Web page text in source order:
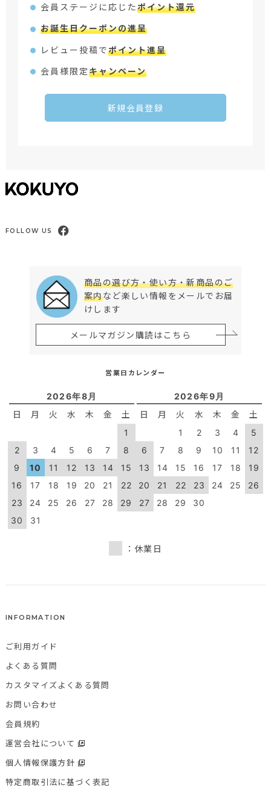
会員ステージに応じたポイント還元
お誕生日クーポンの進呈
レビュー投稿でポイント進呈
会員様限定キャンペーン
新規会員登録
FOLLOW US
商品の選び方・使い方・新商品のご
案内など楽しい情報をメールでお届
けします
メールマガジン購読はこちら
営業日カレンダー
2026年8月
日 月 火 水 木 金 土
1
2
3 4 5 6 7
8
9
10 11 12 13 14
15
16
17 18 19 20 21
22
23
24 25 26 27 28
29
30
31
2026年9月
日 月 火 水 木 金 土
1 2 3 4
5
6
7 8 9 10 11
12
13
14 15 16 17 18
19
20
21 22 23 24 25
26
27
28 29 30
：休業日
INFORMATION
ご利用ガイド
よくある質問
カスタマイズよくある質問
お問い合わせ
会員規約
運営会社について
個人情報保護方針
特定商取引法に基づく表記